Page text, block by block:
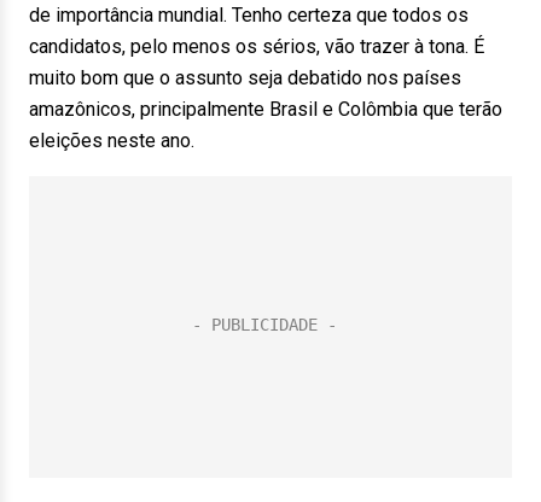
de importância mundial. Tenho certeza que todos os
candidatos, pelo menos os sérios, vão trazer à tona. É
muito bom que o assunto seja debatido nos países
amazônicos, principalmente Brasil e Colômbia que terão
eleições neste ano.